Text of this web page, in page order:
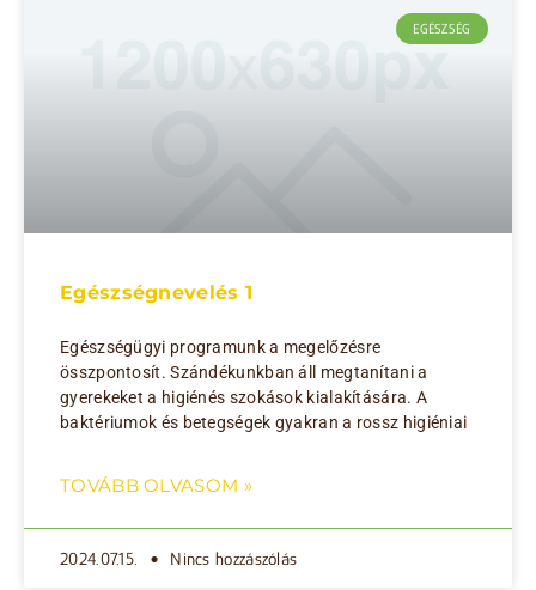
EGÉSZSÉG
Egészségnevelés 1
Egészségügyi programunk a megelőzésre
összpontosít. Szándékunkban áll megtanítani a
gyerekeket a higiénés szokások kialakítására. A
baktériumok és betegségek gyakran a rossz higiéniai
TOVÁBB OLVASOM »
2024.07.15. Nincs hozzászólás